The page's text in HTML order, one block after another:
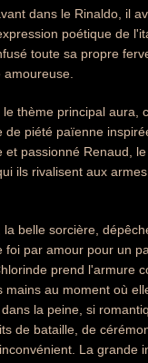
dans le Rinaldo, il
poétique de
toute sa propre
thème principal
piété païenne
passionné Renaud,
ils rivalisent aux
belle sorcière,
par amour pour un
prend l'armure
au moment où
la peine, si
de bataille, de
La grande